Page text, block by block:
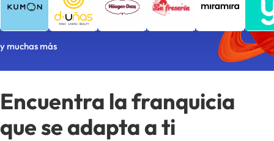
y muchas más
Encuentra la franquicia
que se adapta a ti